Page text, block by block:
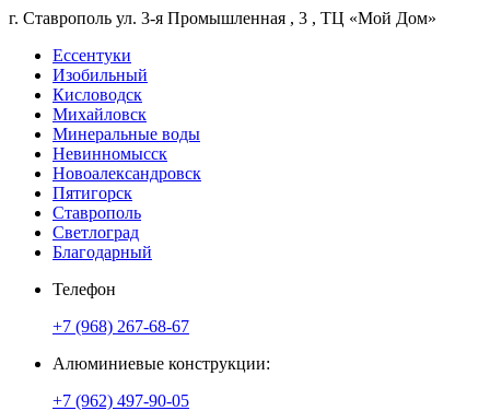
г. Ставрополь ул. 3-я Промышленная , 3 , ТЦ «Мой Дом»
Ессентуки
Изобильный
Кисловодск
Михайловск
Минеральные воды
Невинномысск
Новоалександровск
Пятигорск
Ставрополь
Светлоград
Благодарный
Телефон
+7 (968) 267-68-67
Алюминиевые конструкции:
+7 (962) 497-90-05